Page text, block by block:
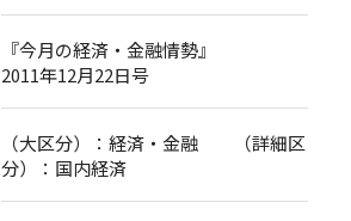
『今月の経済・金融情勢』
2011年12月22日号
（大区分）：経済・金融 （詳細区
分）：国内経済